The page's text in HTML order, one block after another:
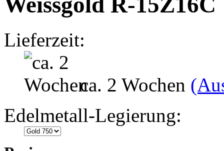
Lieferzeit:
ca. 2 Wochen
Edelmetall-Legierung: